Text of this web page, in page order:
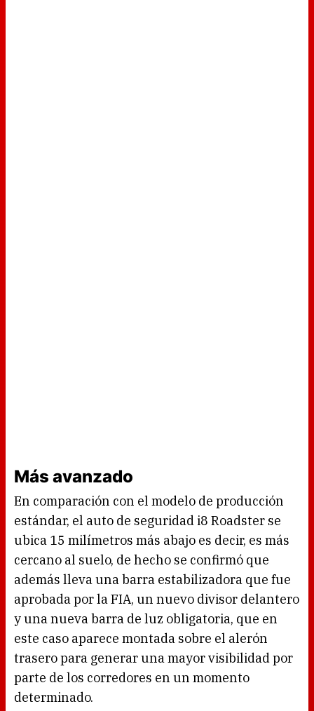
Más avanzado
En comparación con el modelo de producción
estándar, el auto de seguridad i8 Roadster se
ubica 15 milímetros más abajo es decir, es más
cercano al suelo, de hecho se confirmó que
además lleva una barra estabilizadora que fue
aprobada por la FIA, un nuevo divisor delantero
y una nueva barra de luz obligatoria, que en
este caso aparece montada sobre el alerón
trasero para generar una mayor visibilidad por
parte de los corredores en un momento
determinado.